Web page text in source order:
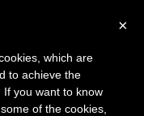
×
which are
to achieve the
If you want to know
of the cookies,